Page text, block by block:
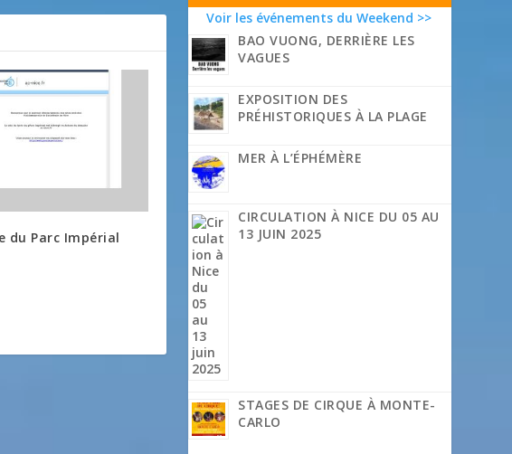
du Parc Impérial
Voir les événements du Weekend >>
BAO VUONG, DERRIÈRE LES
VAGUES
EXPOSITION DES
PRÉHISTORIQUES À LA PLAGE
MER À L’ÉPHÉMÈRE
CIRCULATION À NICE DU 05 AU
13 JUIN 2025
STAGES DE CIRQUE À MONTE-
CARLO